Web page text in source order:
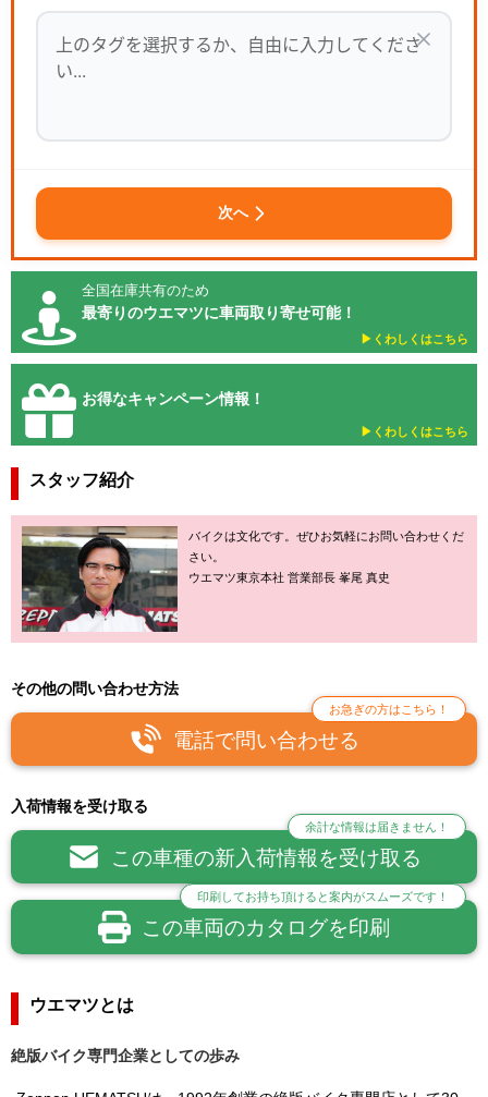
次へ
全国在庫共有のため
最寄りのウエマツに車両取り寄せ可能！
▶︎くわしくはこちら
お得なキャンペーン情報！
▶︎くわしくはこちら
スタッフ紹介
バイクは文化です。ぜひお気軽にお問い合わせくだ
さい。
ウエマツ東京本社 営業部長 峯尾 真史
その他の問い合わせ方法
電話で問い合わせる
お急ぎの方はこちら！
入荷情報を受け取る
この車種の新入荷情報を受け取る
余計な情報は届きません！
この車両のカタログを印刷
印刷してお持ち頂けると案内がスムーズです！
ウエマツとは
絶版バイク専門企業としての歩み